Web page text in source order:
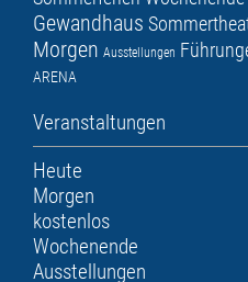
Gewandhaus
Morgen Ausstellungen
ARENA
Veranstaltungen
Heute
Morgen
kostenlos
Wochenende
Ausstellungen